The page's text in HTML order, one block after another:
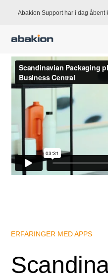
Abakion Support har i dag åbent
ERFARINGER MED APPS